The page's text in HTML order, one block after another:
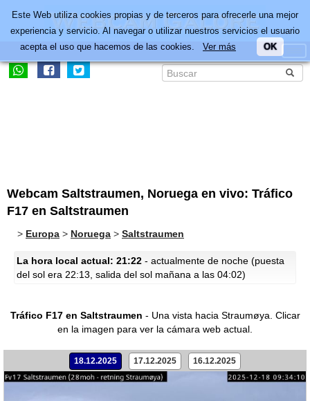
Webcam Saltstraumen, Noruega en vivo: Tráfico
F17 en Saltstraumen
> Europa > Noruega > Saltstraumen
La hora local actual: 21:22 - actualmente de noche (puesta
del sol era 22:13, salida del sol mañana a las 04:02)
Tráfico F17 en Saltstraumen - Una vista hacia Straumøya. Clicar
en la imagen para ver la cámara web actual.
18.12.2025 17.12.2025 16.12.2025
Este Web utiliza cookies propias y de terceros para ofrecerle una mejor
experiencia y servicio. Al navegar o utilizar nuestros servicios el usuario
acepta el uso que hacemos de las cookies. Ver más OK